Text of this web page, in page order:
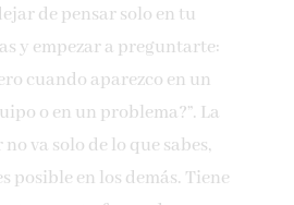
de pensar solo en tu
y empezar a preguntarte:
cuando aparezco en un
o en un problema?”. La
va solo de lo que sabes,
posible en los demás. Tiene